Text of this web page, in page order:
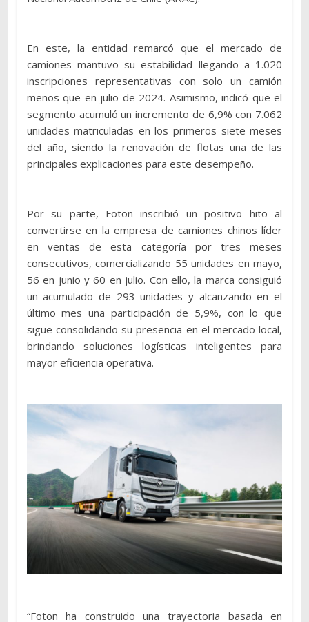
En este, la entidad remarcó que el mercado de
camiones mantuvo su estabilidad llegando a 1.020
inscripciones representativas con solo un camión
menos que en julio de 2024. Asimismo, indicó que el
segmento acumuló un incremento de 6,9% con 7.062
unidades matriculadas en los primeros siete meses
del año, siendo la renovación de flotas una de las
principales explicaciones para este desempeño.
Por su parte, Foton inscribió un positivo hito al
convertirse en la empresa de camiones chinos líder
en ventas de esta categoría por tres meses
consecutivos, comercializando 55 unidades en mayo,
56 en junio y 60 en julio. Con ello, la marca consiguió
un acumulado de 293 unidades y alcanzando en el
último mes una participación de 5,9%, con lo que
sigue consolidando su presencia en el mercado local,
brindando soluciones logísticas inteligentes para
mayor eficiencia operativa.
“Foton ha construido una trayectoria basada en